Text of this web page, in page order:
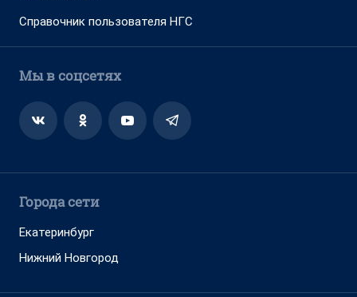
Справочник пользователя НГС
Мы в соцсетях
Города сети
Екатеринбург
Нижний Новгород